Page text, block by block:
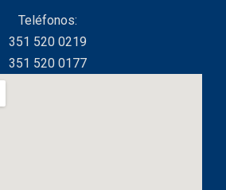
Teléfonos:
351 520 0219
351 520 0177